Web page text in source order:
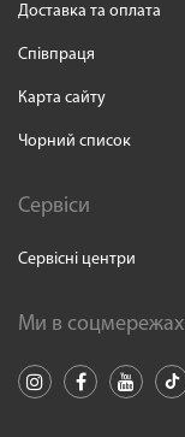
Доставка та оплата
Співпраця
Карта сайту
Чорний список
Сервіси
Сервісні центри
Ми в соцмережах